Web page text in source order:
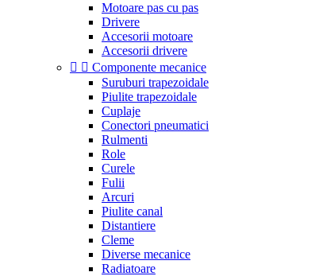
Motoare pas cu pas
Drivere
Accesorii motoare
Accesorii drivere
  Componente mecanice
Suruburi trapezoidale
Piulite trapezoidale
Cuplaje
Conectori pneumatici
Rulmenti
Role
Curele
Fulii
Arcuri
Piulite canal
Distantiere
Cleme
Diverse mecanice
Radiatoare